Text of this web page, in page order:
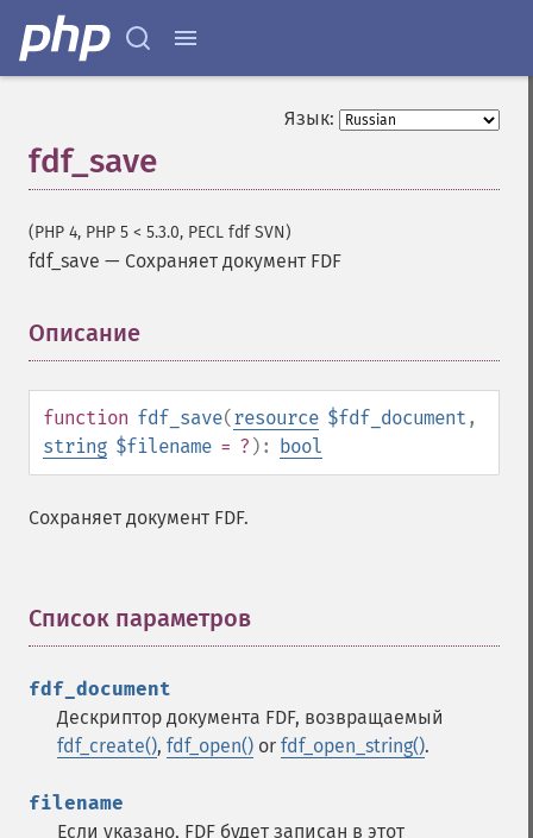
Язык:
fdf_save
(PHP 4, PHP 5 < 5.3.0, PECL fdf SVN)
fdf_save — Сохраняет документ FDF
Описание
function fdf_save(resource $fdf_document ,
string $filename = ? ): bool
Сохраняет документ FDF.
Список параметров
fdf_document
Дескриптор документа FDF, возвращаемый
fdf_create(), fdf_open() or fdf_open_string().
filename
Если указано, FDF будет записан в этот